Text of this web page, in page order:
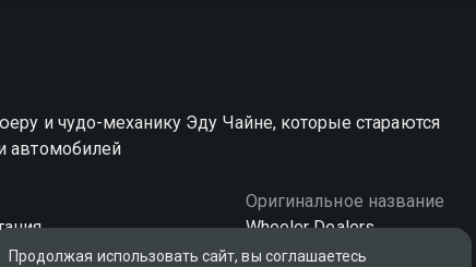
и чудо-механику Эду Чайне, которые стараются
автомобилей
Оригинальное название
Wheeler Dealers
Продолжая использовать сайт, вы соглашаетесь